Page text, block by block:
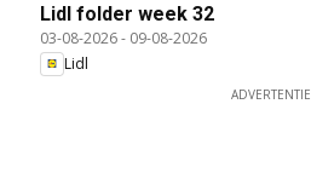
Lidl folder week 32
03-08-2026- 09-08-2026
Lidl
ADVERTENTIE